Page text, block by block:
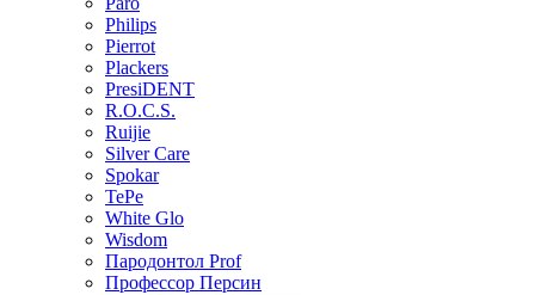
Philips
Pierrot
Plackers
PresiDENT
R.O.C.S.
Ruijie
Silver Care
Spokar
TePe
White Glo
Wisdom
Пародонтол Prof
Профессор Персин